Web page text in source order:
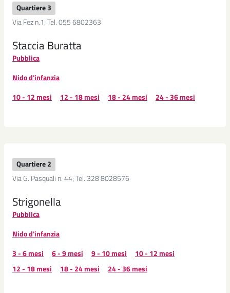
Quartiere 3
Via Fez n.1; Tel. 055 6802363
Staccia Buratta
Pubblica
Nido d'infanzia
10 - 12 mesi
12 - 18 mesi 18 - 24 mesi 24 - 36 mesi
Quartiere 2
Via G. Pasquali n. 44; Tel. 328 8028576
Strigonella
Pubblica
Nido d'infanzia
3 - 6 mesi
6 - 9 mesi 9 - 10 mesi
10 - 12 mesi
12 - 18 mesi
18 - 24 mesi 24 - 36 mesi